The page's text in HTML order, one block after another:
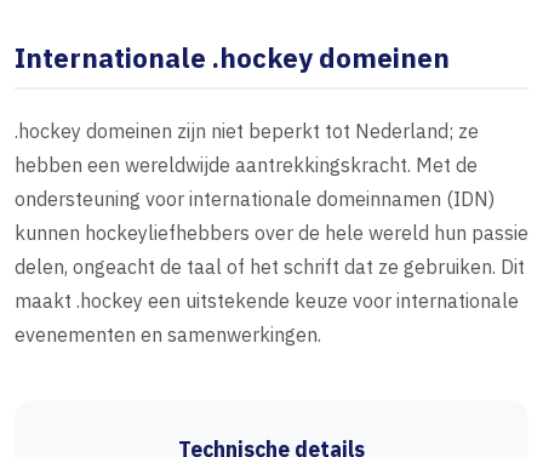
Internationale .hockey domeinen
.hockey domeinen zijn niet beperkt tot Nederland; ze
hebben een wereldwijde aantrekkingskracht. Met de
ondersteuning voor internationale domeinnamen (IDN)
kunnen hockeyliefhebbers over de hele wereld hun passie
delen, ongeacht de taal of het schrift dat ze gebruiken. Dit
maakt .hockey een uitstekende keuze voor internationale
evenementen en samenwerkingen.
Technische details